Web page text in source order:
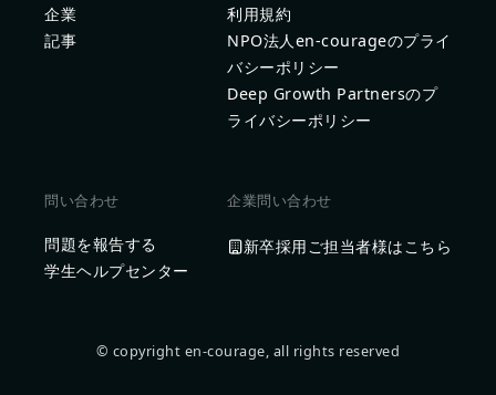
企業
記事
利用規約
NPO法人en-courageのプライ
バシーポリシー
Deep Growth Partnersのプ
ライバシーポリシー
問い合わせ
問題を報告する
学生ヘルプセンター
企業問い合わせ
新卒採用ご担当者様はこちら
© copyright en-courage, all rights reserved